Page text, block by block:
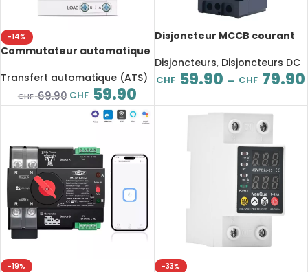
-14%
Commutateur automatique
double puissance pour
système photovoltaïque et
onduleur
Transfert automatique (ATS)
CHF69.90 CHF 59.90
Disjoncteur MCCB courant
boîtier moulé, protection
contre surcharge et court-
circuit
Disjoncteurs, Disjoncteurs DC
CHF 59.90 – CHF 79.90
-19% -33%